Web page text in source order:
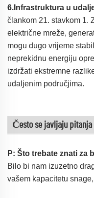
6.Infrastruktura u
člankom 21. stavkom 1.
električne mreže,
mogu dugo vrijeme
neprekidnu energiju
izdržati ekstremne
udaljenim područjima.
Često se javljaju pitanja
P: Što trebate znati za
Bilo bi nam izuzetno
vašem kapacitetu